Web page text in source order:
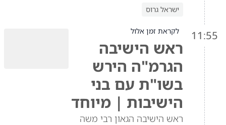
ישראל גרוס
11:55 לקראת זמן אלול
ראש הישיבה
הגרמ"ה הירש
בשו"ת עם בני
הישיבות | מיוחד
ראש הישיבה הגאון רבי משה